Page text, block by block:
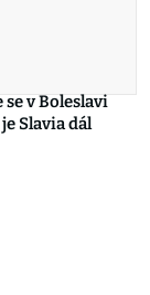
v Boleslavi
Slavia dál